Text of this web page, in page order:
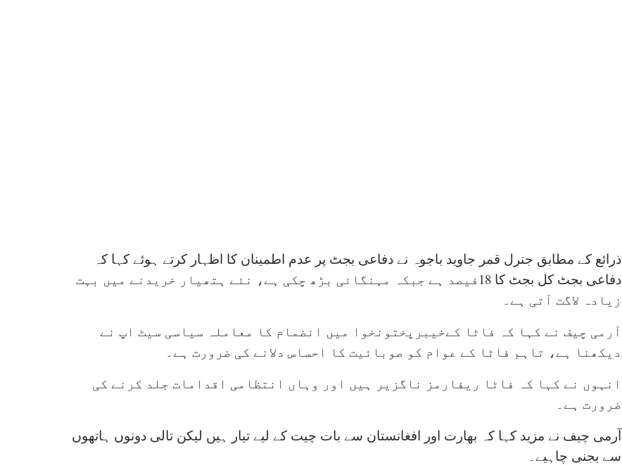
ذرائع کے مطابق جنرل قمر جاوید باجوہ نے دفاعی بجٹ پر عدم اطمینان کا اظہار کرتے ہوئے کہا کہ
دفاعی بجٹ کل بجٹ کا 18فیصد ہے جبکہ مہنگائی بڑھ چکی ہے، نئے ہتھیار خریدنے میں بہت
زیادہ لاگت آتی ہے۔
آرمی چیف نے کہا کہ فاٹا کےخیبرپختونخوا میں انضمام کا معاملہ سیاسی سیٹ اپ نے
دیکھنا ہے، تاہم فاٹا کے عوام کو صوبائیت کا احساس دلانے کی ضرورت ہے۔
انہوں نے کہا کہ فاٹا ریفارمز ناگزیر ہیں اور وہاں انتظامی اقدامات جلد کرنے کی
ضرورت ہے۔
آرمی چیف نے مزید کہا کہ بھارت اور افغانستان سے بات چیت کے لیے تیار ہیں لیکن تالی دونوں ہاتھوں
سے بجنی چاہیے۔